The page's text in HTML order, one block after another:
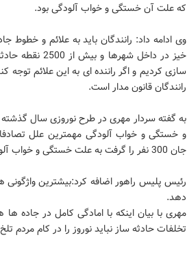
که علت آن خستگی و خواب آلودگی بود.
خیز در داخل
سازی کردیم و اگر راننده ای به این علائم
رانندگان قانون مدار است.
به گفته سردار مهری در طرح نوروزی سال
جان 300 نفر را گرفت به علت خستگی و خواب آلودگی بود.
دهد.
مهری با بیان اینکه با امادگی کامل در جاده
تخلفات حادثه ساز نباید نوروز را در کام مردم